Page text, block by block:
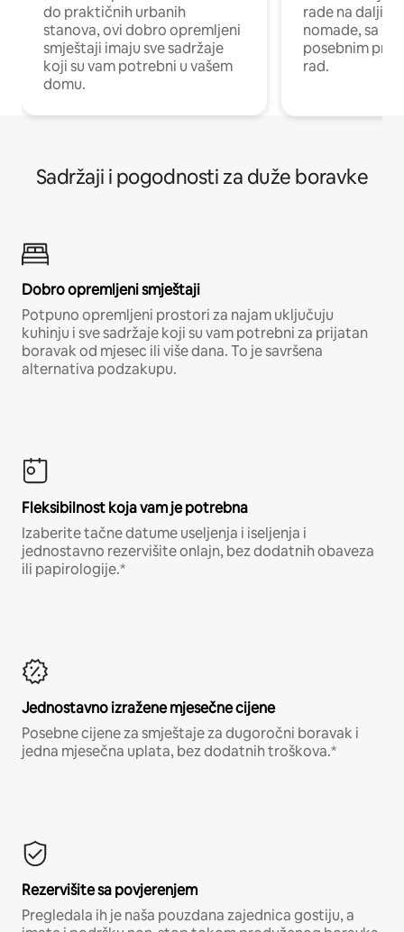
do praktičnih urbanih
stanova, ovi dobro opremljeni
smještaji imaju sve sadržaje
koji su vam potrebni u vašem
domu.
rade na
nomade, sa
posebnim
rad.
Sadržaji i pogodnosti za duže boravke
Dobro opremljeni smještaji
Potpuno opremljeni prostori za najam uključuju
kuhinju i sve sadržaje koji su vam potrebni za prijatan
boravak od mjesec ili više dana. To je savršena
alternativa podzakupu.
Fleksibilnost koja vam je potrebna
Izaberite tačne datume useljenja i iseljenja i
jednostavno rezervišite onlajn, bez dodatnih obaveza
ili papirologije.*
Jednostavno izražene mjesečne cijene
Posebne cijene za smještaje za dugoročni boravak i
jedna mjesečna uplata, bez dodatnih troškova.*
Rezervišite sa povjerenjem
Pregledala ih je naša pouzdana zajednica gostiju, a